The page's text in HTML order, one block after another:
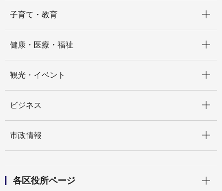
子育て・教育
健康・医療・福祉
観光・イベント
ビジネス
市政情報
各区役所ページ